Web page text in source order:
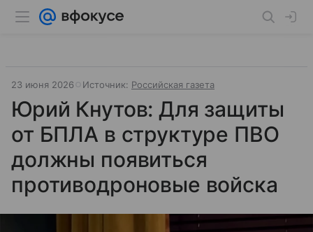
23 июня 2026 Источник: Российская газета
Юрий Кнутов: Для защиты
от БПЛА в структуре ПВО
должны появиться
противодроновые войска